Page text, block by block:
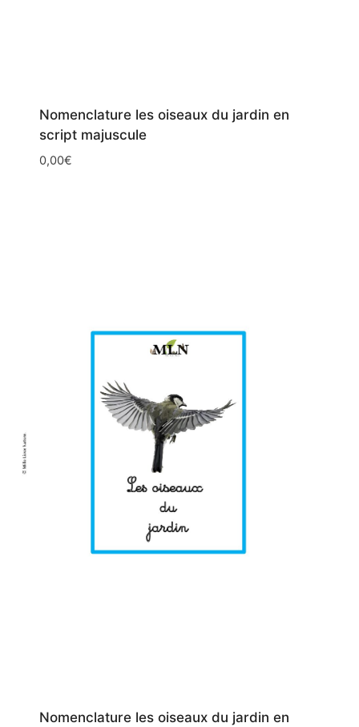
Nomenclature les oiseaux du jardin en
script majuscule
0,00€
Nomenclature les oiseaux du jardin en